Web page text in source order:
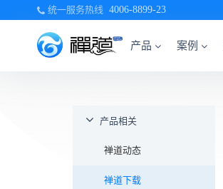
统一服务热线 4006-8899-23
产品 案例
产品相关
禅道动态
禅道下载